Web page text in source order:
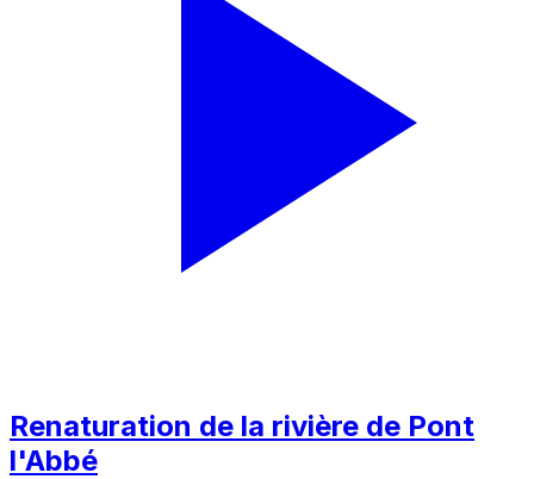
Renaturation de la rivière de Pont
l'Abbé